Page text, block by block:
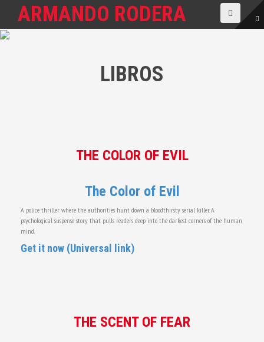
t
ARMANDO RODERA
LIBROS
THE COLOR OF EVIL
The Color of Evil
A police thriller where the authorities hunt down a bloodthirsty serial killer. A
psychological suspense story that pulls readers deep into the darkest corners of the human
mind.
Get it now (Universal link)
THE SCENT OF FEAR